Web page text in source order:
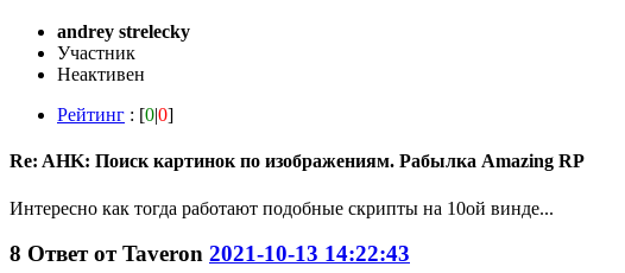
andrey strelecky
Участник
Неактивен
Рейтинг : [0|0]
Re: AHK: Поиск картинок по изображениям. Рабылка Amazing RP
Интересно как тогда работают подобные скрипты на 10ой винде...
8 Ответ отTaveron 2021-10-13 14:22:43